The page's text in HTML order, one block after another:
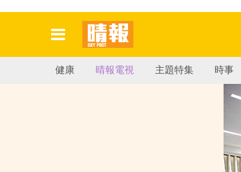
健康 晴報電視 主題特集 時事